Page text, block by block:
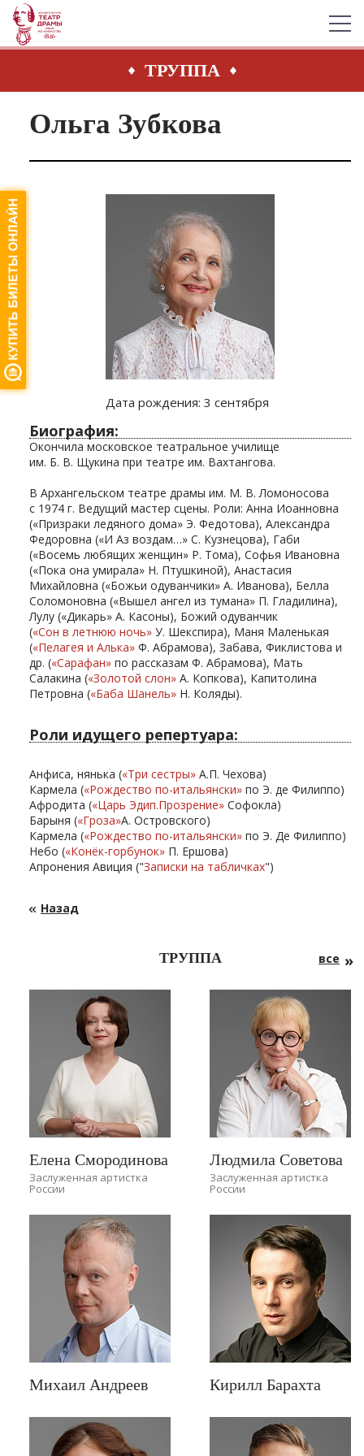
ТРУППА
Ольга Зубкова
Дата рождения: 3 сентября
Биография:
Окончила московское театральное училище
им. Б. В. Щукина при театре им. Вахтангова.
В Архангельском театре драмы им. М. В. Ломоносова
с 1974 г. Ведущий мастер сцены. Роли: Анна Иоанновна
(«Призраки ледяного дома» Э. Федотова), Александра
Федоровна («И Аз воздам…» С. Кузнецова), Габи
(«Восемь любящих женщин» Р. Тома), Софья Ивановна
(«Пока она умирала» Н. Птушкиной), Анастасия
Михайловна («Божьи одуванчики» А. Иванова), Белла
Соломоновна («Вышел ангел из тумана» П. Гладилина),
Лулу («Дикарь» А. Касоны), Божий одуванчик
(«Сон в летнюю ночь» У. Шекспира), Маня Маленькая
(«Пелагея и Алька» Ф. Абрамова), Забава, Фиклистова и
др. («Сарафан» по рассказам Ф. Абрамова), Мать
Салакина («Золотой слон» А. Копкова), Капитолина
Петровна («Баба Шанель» Н. Коляды).
Роли идущего репертуара:
Анфиса, нянька («Три сестры» А.П. Чехова)
Кармела («Рождество по-итальянски» по Э. де Филиппо)
Афродита («Царь Эдип.Прозрение» Софокла)
Барыня («Гроза»А. Островского)
Кармела («Рождество по-итальянски» по Э. Де Филиппо)
Небо («Конёк-горбунок» П. Ершова)
Апронения Авиция ("Записки на табличках")
Назад
ТРУППА все
Елена Смородинова
Заслуженная артистка
России
Людмила Советова
Заслуженная артистка
России
Михаил Андреев Кирилл Барахта